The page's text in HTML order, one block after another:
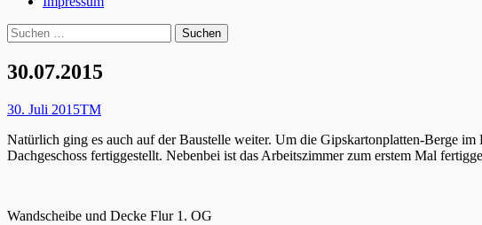
Suchen
Suche
nach:
30.07.2015
Posted
30. Juli 2015Autor
TM
Natürlich ging es auch auf der Baustelle weiter. Um die Gipskartonplatten-Berge
Dachgeschoss fertiggestellt. Nebenbei ist das Arbeitszimmer zum erstem Mal
Wandscheibe und Decke Flur 1. OG